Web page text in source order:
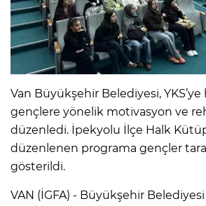
Van Büyükşehir Belediyesi, YKS’ye
gençlere yönelik motivasyon ve
düzenledi. İpekyolu İlçe Halk
düzenlenen programa gençler
gösterildi.
VAN (İGFA) - Büyükşehir